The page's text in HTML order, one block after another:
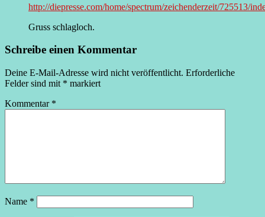
http://diepresse.com/home/spectrum/zeichenderzeit/725513/
Gruss schlagloch.
Schreibe einen Kommentar
Deine E-Mail-Adresse wird nicht veröffentlicht. Erforderliche
Felder sind mit * markiert
Kommentar *
Name *